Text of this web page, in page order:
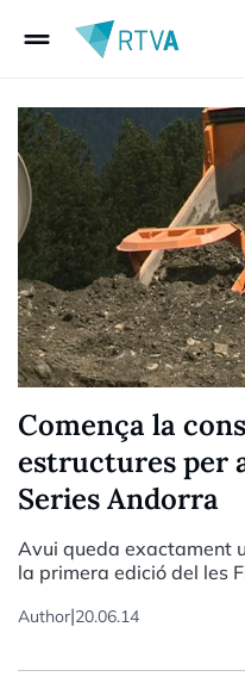
drag_handle
Comença la
estructures per
Series Andorra
Avui queda exactament
la primera edició del les
Author|20.06.14